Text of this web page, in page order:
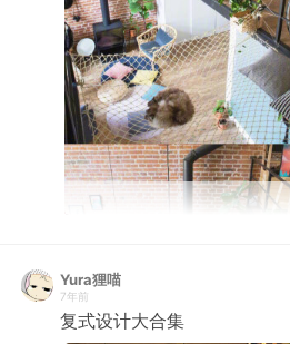
Yura狸喵
7年前
复式设计大合集 ​ ​​​​